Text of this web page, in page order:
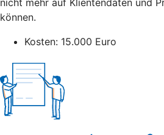
nicht mehr auf Klientendaten und
können.
Kosten: 15.000 Euro